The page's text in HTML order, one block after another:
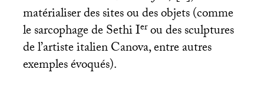
matérialiser des sites ou des objets (comme
le sarcophage de Sethi Ierou des sculptures
de l’artiste italien Canova, entre autres
exemples évoqués).